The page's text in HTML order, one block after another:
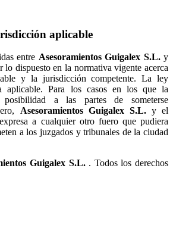
aplicable
entre
y
lo dispuesto en la normativa vigente acerca
y la jurisdicción competente. La ley
aplicable. Para los casos en los que la
a las partes de someterse
y el
a cualquier otro fuero que pudiera
a los juzgados y tribunales de la ciudad
. Todos los derechos